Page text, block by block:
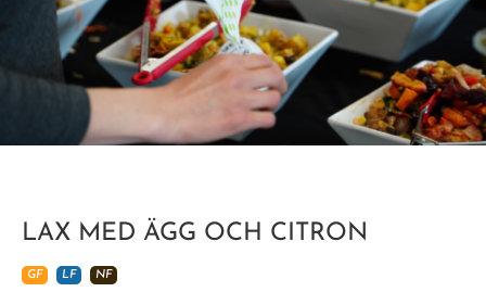
LAX MED ÄGG OCH CITRON
GF LF NF